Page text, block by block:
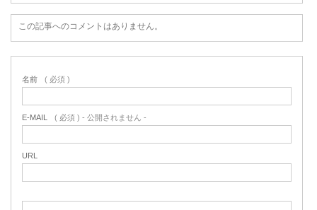
この記事へのコメントはありません。
名前 ( 必須 )
E-MAIL ( 必須 ) - 公開されません -
URL